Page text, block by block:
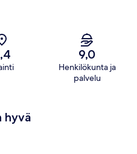
9,0
Henkilökunta ja
palvelu
hyvä